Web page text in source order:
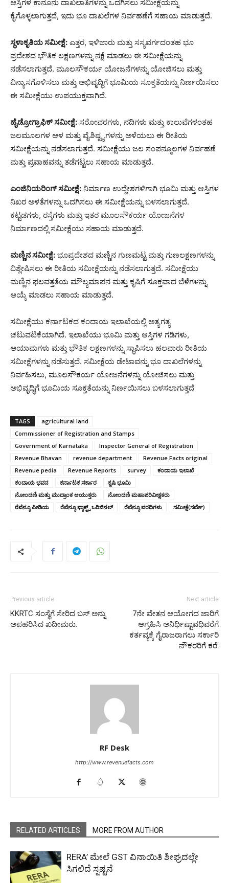
ಆಸ್ತಿಗಳ ಕಾನೂನು ದಾಖಲಾತಿಗಳನ್ನು ಒದಗಿಸಲು ಸಮೀಕ್ಷೆಯನ್ನು
ಕೈಗೊಳ್ಳಲಾಗುತ್ತದೆ, ಇದು ಭೂ ದಾಖಲೆಗಳ ನಿರ್ವಹಣೆಗೆ ಸಹಾಯ ಮಾಡುತ್ತದೆ.
ಸ್ಥಳಾಕೃತಿಯ ಸಮೀಕ್ಷೆ: ಎತ್ತರ, ಇಳಿಜಾರು ಮತ್ತು ಸಸ್ಯವರ್ಗದಂತಹ ಭೂ
ಪ್ರದೇಶದ ಭೌತಿಕ ಲಕ್ಷಣಗಳನ್ನು ನಕ್ಷೆ ಮಾಡಲು ಈ ಸಮೀಕ್ಷೆಯನ್ನು
ನಡೆಸಲಾಗುತ್ತದೆ. ಮೂಲಸೌಕರ್ಯ ಯೋಜನೆಗಳನ್ನು ಯೋಜಿಸಲು ಮತ್ತು
ವಿನ್ಯಾಸಗೊಳಿಸಲು ಮತ್ತು ಅಭಿವೃದ್ಧಿಗೆ ಭೂಮಿಯ ಸೂಕ್ತತೆಯನ್ನು ನಿರ್ಣಯಿಸಲು
ಈ ಸಮೀಕ್ಷೆಯು ಉಪಯುಕ್ತವಾಗಿದೆ.
ಹೈಡ್ರೋಗ್ರಾಫಿಕ್ ಸಮೀಕ್ಷೆ: ಸರೋವರಗಳು, ನದಿಗಳು ಮತ್ತು ಕಾಲುವೆಗಳಂತಹ
ಜಲಮೂಲಗಳ ಆಳ ಮತ್ತು ವೈಶಿಷ್ಟ್ಯಗಳನ್ನು ಅಳೆಯಲು ಈ ರೀತಿಯ
ಸಮೀಕ್ಷೆಯನ್ನು ನಡೆಸಲಾಗುತ್ತದೆ. ಸಮೀಕ್ಷೆಯು ಜಲ ಸಂಪನ್ಮೂಲಗಳ ನಿರ್ವಹಣೆ
ಮತ್ತು ಪ್ರವಾಹವನ್ನು ತಡೆಗಟ್ಟಲು ಸಹಾಯ ಮಾಡುತ್ತದೆ.
ಎಂಜಿನಿಯರಿಂಗ್ ಸಮೀಕ್ಷೆ: ನಿರ್ಮಾಣ ಉದ್ದೇಶಗಳಿಗಾಗಿ ಭೂಮಿ ಮತ್ತು ಆಸ್ತಿಗಳ
ನಿಖರ ಅಳತೆಗಳನ್ನು ಒದಗಿಸಲು ಈ ಸಮೀಕ್ಷೆಯನ್ನು ಬಳಸಲಾಗುತ್ತದೆ.
ಕಟ್ಟಡಗಳು, ರಸ್ತೆಗಳು ಮತ್ತು ಇತರ ಮೂಲಸೌಕರ್ಯ ಯೋಜನೆಗಳ
ನಿರ್ಮಾಣದಲ್ಲಿ ಸಮೀಕ್ಷೆಯು ಸಹಾಯ ಮಾಡುತ್ತದೆ.
ಮಣ್ಣಿನ ಸಮೀಕ್ಷೆ: ಭೂಪ್ರದೇಶದ ಮಣ್ಣಿನ ಗುಣಮಟ್ಟ ಮತ್ತು ಗುಣಲಕ್ಷಣಗಳನ್ನು
ವಿಶ್ಲೇಷಿಸಲು ಈ ರೀತಿಯ ಸಮೀಕ್ಷೆಯನ್ನು ನಡೆಸಲಾಗುತ್ತದೆ. ಸಮೀಕ್ಷೆಯು
ಮಣ್ಣಿನ ಫಲವತ್ತತೆಯ ಮೌಲ್ಯಮಾಪನ ಮತ್ತು ಕೃಷಿಗೆ ಸೂಕ್ತವಾದ ಬೆಳೆಗಳನ್ನು
ಆಯ್ಕೆ ಮಾಡಲು ಸಹಾಯ ಮಾಡುತ್ತದೆ.
ಸಮೀಕ್ಷೆಯು ಕರ್ನಾಟಕದ ಕಂದಾಯ ಇಲಾಖೆಯಲ್ಲಿ ಅತ್ಯಗತ್ಯ
ಚಟುವಟಿಕೆಯಾಗಿದೆ. ಇಲಾಖೆಯು ಭೂಮಿ ಮತ್ತು ಆಸ್ತಿಗಳ ಗಡಿಗಳು,
ಆಯಾಮಗಳು ಮತ್ತು ಭೌತಿಕ ಲಕ್ಷಣಗಳನ್ನು ಸ್ಥಾಪಿಸಲು ಹಲವಾರು ರೀತಿಯ
ಸಮೀಕ್ಷೆಗಳನ್ನು ನಡೆಸುತ್ತದೆ. ಸಮೀಕ್ಷೆಯ ಡೇಟಾವನ್ನು ಭೂ ದಾಖಲೆಗಳನ್ನು
ನಿರ್ವಹಿಸಲು, ಮೂಲಸೌಕರ್ಯ ಯೋಜನೆಗಳನ್ನು ಯೋಜಿಸಲು ಮತ್ತು
ಅಭಿವೃದ್ಧಿಗೆ ಭೂಮಿಯ ಸೂಕ್ತತೆಯನ್ನು ನಿರ್ಣಯಿಸಲು ಬಳಸಲಾಗುತ್ತದೆ
TAGS
agricultural land
Commissioner of Registration and Stamps
Government of Karnataka
Inspector General of Registration
Revenue Bhavan
revenue department
Revenue Facts original
Revenue pedia
Revenue Reports survey
ಕಂದಾಯ ಇಲಾಖೆ
ಕಂದಾಯ ಭವನ
ಕರ್ನಾಟಕ ಸರ್ಕಾರ
ಕೃಷಿ ಭೂಮಿ
ನೋಂದಣಿ ಮತ್ತು ಮುದ್ರಾಂಕ ಆಯುಕ್ತರು
ನೋಂದಣಿ ಮಹಾಪರಿವೀಕ್ಷಕರು
ರೆವೆನ್ಯೂ ಪೀಡಿಯ
ರೆವೆನ್ಯೂ ಫ್ಯಾಕ್ಟ್ಸ್ ಒರಿಜಿನಲ್ ರೆವೆನ್ಯೂ ವರದಿಗಳು ಸಮೀಕ್ಷೆ(ಸರ್ವೇ)
Previous article
KKRTC ಸಂಸ್ಥೆಗೆ ಸೇರಿದ ಬಸ್ ಅನ್ನು
ಅಪಹರಿಸಿದ ಖದೀಮರು.
Next article
7ನೇ ವೇತನ ಆಯೋಗದ ಜಾರಿಗೆ
ಆಗ್ರಹಿಸಿ ಅನಿರ್ಧಿಷ್ಟಾವಧಿವರೆಗೆ
ಕರ್ತವ್ಯಕ್ಕೆ ಗೈರಾಜರಾಗಲು ಸರ್ಕಾರಿ
ನೌಕರರಿಗೆ ಕರೆ:
RF Desk
http://www.revenuefacts.com
RELATED ARTICLES MORE FROM AUTHOR
RERA’ ಮೇಲೆ GST ವಿನಾಯಿತಿ ಶೀಘ್ರದಲ್ಲೇ
ಸಿಗಲಿದೆ ಸ್ಪಷ್ಟನೆ